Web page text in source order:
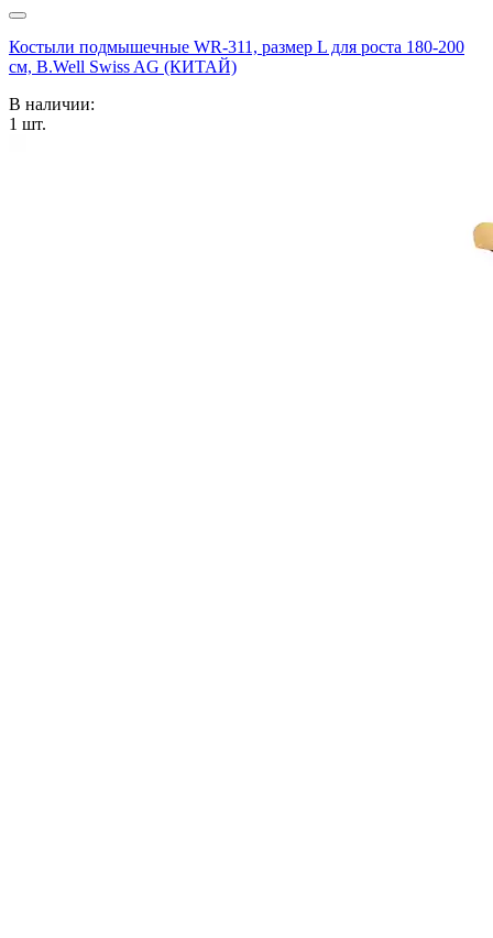
Костыли подмышечные WR-311, размер L для роста 180-200
см, B.Well Swiss AG (КИТАЙ)
В наличии:
1 шт.